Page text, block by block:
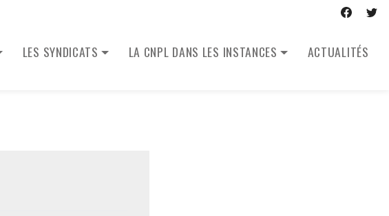
LES SYNDICATS LA CNPL DANS LES INSTANCES ACTUALITÉS